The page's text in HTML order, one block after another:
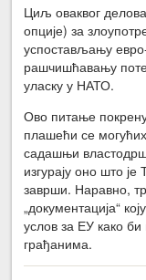
Циљ оваквог
опције) за
успостављању
рашчишћавању
уласку у НАТО.
Ово питање
плашећи се
садашњи
изгурају оно што
заврши. Наравно,
„документација“
услов за ЕУ како
грађанима.